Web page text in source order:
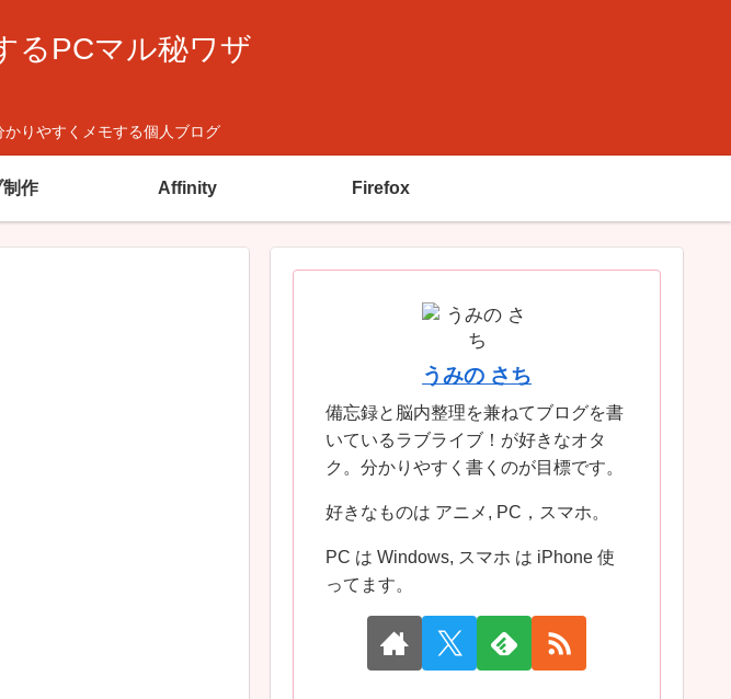
るPCマル秘ワザ
りやすくメモする個人ブログ
制作 Affinity Firefox
うみの さち
備忘録と脳内整理を兼ねてブログを書
いているラブライブ！が好きなオタ
ク。分かりやすく書くのが目標です。
好きなものは アニメ, PC，スマホ。
PC は Windows, スマホ は iPhone 使
ってます。